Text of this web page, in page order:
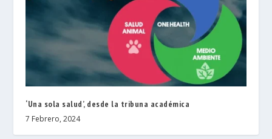
‘Una sola salud’, desde la tribuna académica
7 Febrero, 2024